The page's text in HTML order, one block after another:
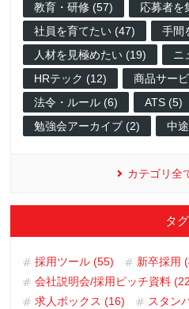
教育・研修 (57)
応募者を
社員を育てたい (47)
手間
人材を見極めたい (19)
ニ
HRテック (12)
商品サー
法令・ルール (6)
ATS (5)
勉強会アーカイブ (2)
中
カテゴリ全
タグ
採用ツール (55) 新卒採用
会社説明会/採用ピッチ資料
求人ボックス (16)
スタン